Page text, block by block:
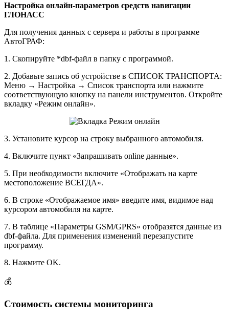
Настройка онлайн-параметров средств навигации
ГЛОНАСС
Для получения данных с сервера и работы в программе
АвтоГРАФ:
1. Скопируйте *dbf-файл в папку с программой.
2. Добавьте запись об устройстве в СПИСОК ТРАНСПОРТА:
Меню → Настройка → Список транспорта или нажмите
соответствующую кнопку на панели инструментов. Откройте
вкладку «Режим онлайн».
3. Установите курсор на строку выбранного автомобиля.
4. Включите пункт «Запрашивать online данные».
5. При необходимости включите «Отображать на карте
местоположение ВСЕГДА».
6. В строке «Отображаемое имя» введите имя, видимое над
курсором автомобиля на карте.
7. В таблице «Параметры GSM/GPRS» отобразятся данные из
dbf-файла. Для применения изменений перезапустите
программу.
8. Нажмите OK.
💰
Стоимость системы мониторинга